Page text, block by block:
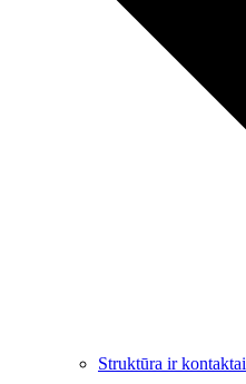
Struktūra ir kontaktai